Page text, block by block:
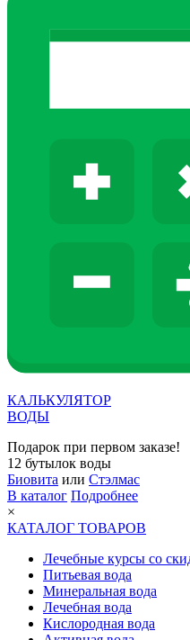
КАЛЬКУЛЯТОР
ВОДЫ
Подарок при первом заказе!
12 бутылок воды
Биовита или Стэлмас
В каталог Подробнее
×
КАТАЛОГ ТОВАРОВ
Лечебные курсы со
Питьевая вода
Минеральная вода
Лечебная вода
Кислородная вода